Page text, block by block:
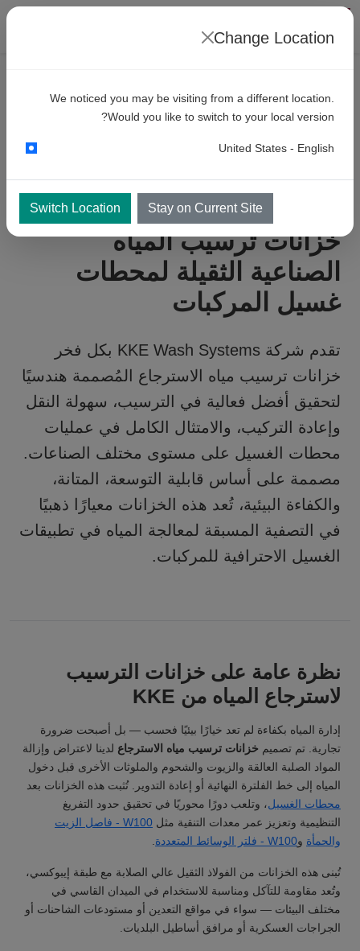
خزاناتترسيب مياه استرجاع ثقيلة
لمحطات غسيل المركبات
خزانات ترسيب المياه
الصناعية الثقيلة لمحطات
غسيل المركبات
تقدم شركة KKE Wash Systems بكل فخر
خزانات ترسيب مياه الاسترجاع المُصممة هندسيًا
لتحقيق أفضل فعالية في الترسيب، سهولة النقل
وإعادة التركيب، والامتثال الكامل في عمليات
محطات الغسيل على مستوى مختلف الصناعات.
مصممة على أساس قابلية التوسعة، المتانة،
والكفاءة البيئية، تُعد هذه الخزانات معيارًا ذهبيًا
في التصفية المسبقة لمعالجة المياه في تطبيقات
الغسيل الاحترافية للمركبات.
نظرة عامة على خزانات الترسيب
لاسترجاع المياه من KKE
إدارة المياه بكفاءة لم تعد خيارًا بيئيًا فحسب — بل أصبحت ضرورة
تجارية. تم تصميم خزانات ترسيب مياه الاسترجاع لدينا لاعتراض وإزالة
المواد الصلبة العالقة والزيوت والشحوم والملوثات الأخرى قبل دخول
المياه إلى خط الفلترة النهائية أو إعادة التدوير. تُثبت هذه الخزانات بعد
محطات الغسيل، وتلعب دورًا محوريًا في تحقيق حدود التفريغ
التنظيمية وتعزيز عمر معدات التنقية مثل
W100 - فاصل الزيت
والحمأة وW100 - فلتر الوسائط المتعددة
تُبنى هذه الخزانات من الفولاذ الثقيل عالي الصلابة مع طبقة إيبوكسي،
وتُعد مقاومة للتآكل ومناسبة للاستخدام في الميدان القاسي في
مختلف البيئات — سواء في مواقع التعدين أو مستودعات الشاحنات أو
الجراجات العسكرية أو مرافق أساطيل البلديات.
Change Location
We noticed you may be visiting from a different location.
Would you like to switch to your local version?
United States - English
Stay on Current Site
Switch Location